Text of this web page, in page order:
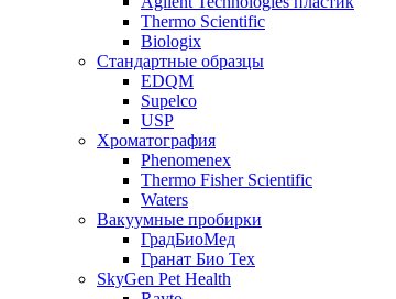
Thermo Scientific
Biologix
Стандартные образцы
EDQM
Supelco
USP
Хроматография
Phenomenex
Thermo Fisher Scientific
Waters
Вакуумные пробирки
ГрадБиоМед
Гранат Био Тех
SkyGen Pet Health